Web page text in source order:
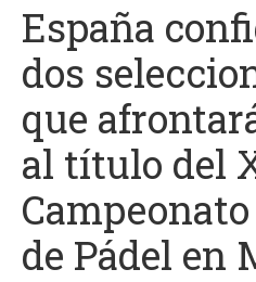
España
dos
que
al título del
de Pádel en